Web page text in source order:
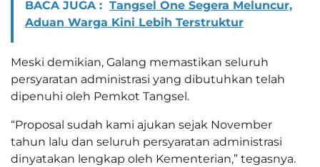
BACA JUGA : Tangsel One Segera Meluncur,
Aduan Warga Kini Lebih Terstruktur
Meski demikian, Galang memastikan seluruh
persyaratan administrasi yang dibutuhkan telah
dipenuhi oleh Pemkot Tangsel.
“Proposal sudah kami ajukan sejak November
tahun lalu dan seluruh persyaratan administrasi
dinyatakan lengkap oleh Kementerian,” tegasnya.